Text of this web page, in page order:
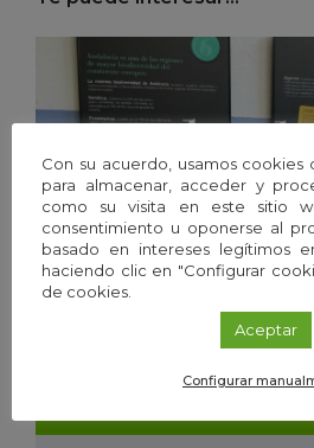
Granada
Con su acuerdo, usamos cookies
para almacenar, acceder y
como su visita en este sitio
consentimiento u oponerse al
basado en intereses legítimos
haciendo clic en "Configurar
de cookies.
Aceptar
Configurar